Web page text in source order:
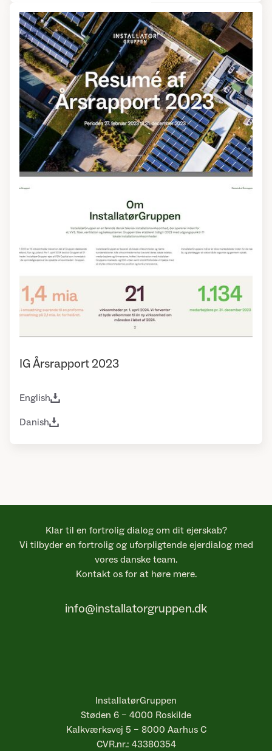
IG Årsrapport 2023
English
Danish
Klar til en fortrolig dialog om dit ejerskab?
Vi tilbyder en fortrolig og uforpligtende ejerdialog med
vores danske team.
Kontakt os for at høre mere.
info@installatorgruppen.dk
InstallatørGruppen
Støden 6 – 4000 Roskilde
Kalkværksvej 5 – 8000 Aarhus C
CVR.nr.: 43380354